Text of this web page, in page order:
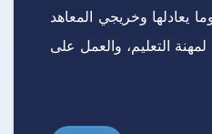
يعادلها وخريجي المعاهد
لمهنة التعليم، والعمل على